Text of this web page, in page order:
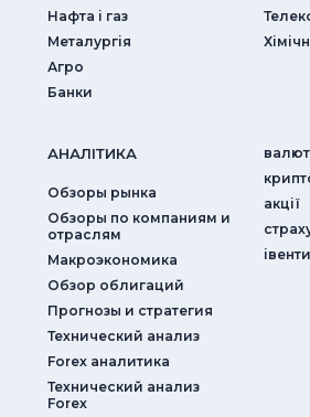
Нафта і газ
Металургія
Агро
Банки
АНАЛIТИКА
Обзоры рынка
Обзоры по компаниям и
отраслям
Макроэкономика
Обзор облигаций
Прогнозы и стратегия
Технический анализ
Forex аналитика
Технический анализ
Forex
акції
iвенти